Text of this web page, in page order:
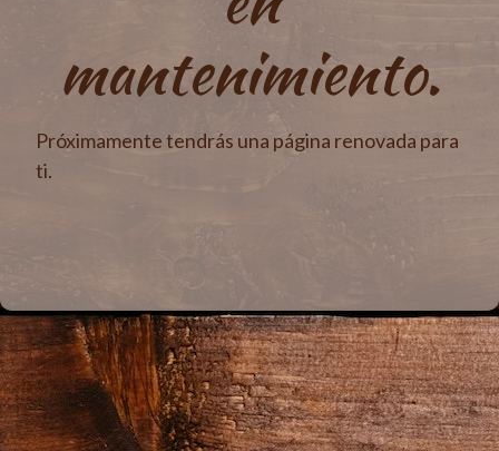
mantenimiento.
Próximamente tendrás una página renovada para
ti.